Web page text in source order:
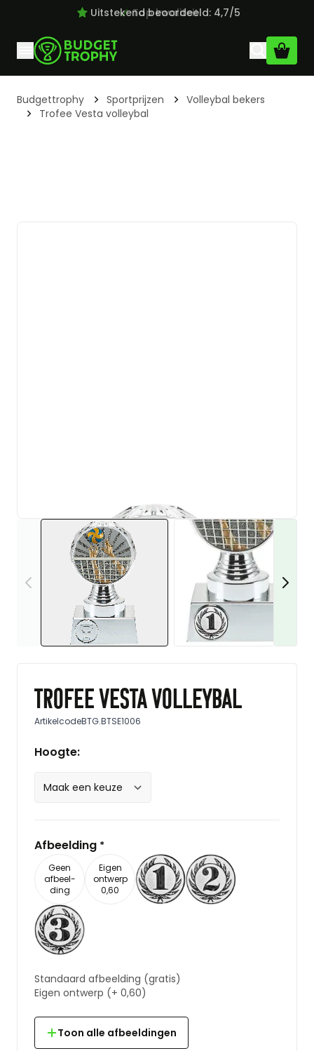
Top kwaliteit
Uitstekend beoordeeld: 4,7/5
Ga naar de inhoud
Budgettrophy Sportprijzen
Volleybal bekers
Trofee Vesta volleybal
View larger image View larger
Trofee Vesta volleybal
ArtikelcodeBTG.BTSE1006
Hoogte:
Afbeelding *
Geen
afbeel-
ding
Eigen
ontwerp
0,60
Standaard afbeelding (gratis)
Eigen ontwerp (+ 0,60)
Toon alle afbeeldingen